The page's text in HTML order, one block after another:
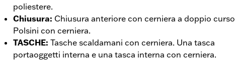
poliestere.
Chiusura: Chiusura anteriore con cerniera a doppio
Polsini con cerniera.
TASCHE: Tasche scaldamani con cerniera. Una tasca
portaoggetti interna e una tasca interna con cerniera.